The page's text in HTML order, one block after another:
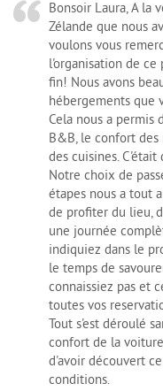
Bonsoir Laura, A la
Zélande que nous
voulons vous
l'organisation de
fin! Nous avons
hébergements que
Cela nous a permis
B&B, le confort
des cuisines.
Notre choix de
étapes nous a tout
de profiter du lieu,
une journée
indiquiez dans le
le temps de
connaissiez pas et
toutes vos
Tout s'est déroulé
confort de la
d'avoir découvert
conditions.